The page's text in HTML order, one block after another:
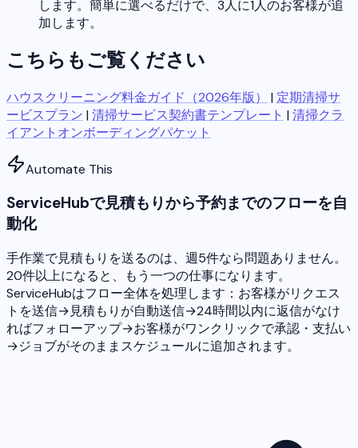
します。簡単に選べるだけで、3人に1人のお客様が追
加します。
こちらもご覧ください
ハウスクリーニング料金ガイド（2026年版） | 定期清掃サ
ービスプラン | 清掃サービス契約書テンプレート | 清掃クラ
イアントオンボーディングパケット
Automate This
ServiceHubで見積もりから予約までのフローを自
動化
手作業で見積もりを送るのは、週5件なら問題ありません。
20件以上になると、もう一つの仕事になります。
ServiceHubはフロー全体を処理します：お客様がリクエス
トを送信→見積もりが自動送信→24時間以内に返信がなけ
ればフォローアップ→お客様がワンクリックで承認・支払い
→ジョブがそのままスケジュールに追加されます。